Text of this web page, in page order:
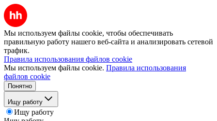
Мы используем файлы cookie, чтобы обеспечивать
правильную работу нашего веб-сайта и анализировать сетевой
трафик.
Правила использования файлов cookie
Мы используем файлы cookie. Правила использования
файлов cookie
Понятно
Ищу работу
Ищу работу